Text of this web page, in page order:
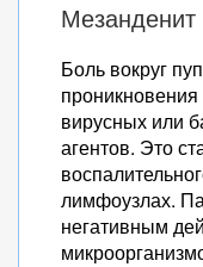
Мезанденит
Боль вокруг
вирусных или
агентов. Это
лимфоузлах.
негативным